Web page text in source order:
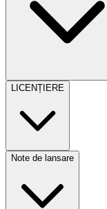
LICENȚIERE
Note de lansare